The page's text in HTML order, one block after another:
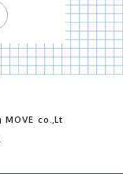
co.,Lt